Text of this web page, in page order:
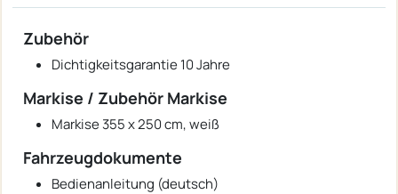
Zubehör
Dichtigkeitsgarantie 10 Jahre
Markise / Zubehör Markise
Markise 355 x 250 cm, weiß
Fahrzeugdokumente
Bedienanleitung (deutsch)